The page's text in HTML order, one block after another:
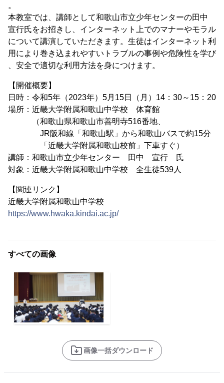
。
本教室では、講師として和歌山市立少年センターの田中
宣行氏をお招きし、インターネット上でのマナーやモラル
について講演していただきます。生徒はインターネット利
用により巻き込まれやすいトラブルの事例や危険性を学び
、安全で適切な利用方法を身につけます。
【開催概要】
日時：令和5年（2023年）5月15日（月）14：30～15：20
場所：近畿大学附属和歌山中学校 体育館
（和歌山県和歌山市善明寺516番地、
JR阪和線「和歌山駅」から和歌山バスで約15分
「近畿大学附属和歌山校前」下車すぐ）
講師：和歌山市立少年センター 田中 宣行 氏
対象：近畿大学附属和歌山中学校 全生徒539人
【関連リンク】
近畿大学附属和歌山中学校
https://www.hwaka.kindai.ac.jp/
すべての画像
画像一括ダウンロード